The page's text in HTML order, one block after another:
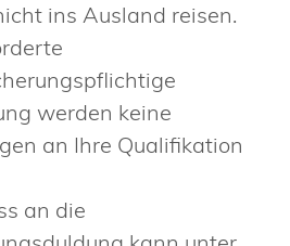
ins Ausland reisen.
werden keine
an Ihre Qualifikation
an die